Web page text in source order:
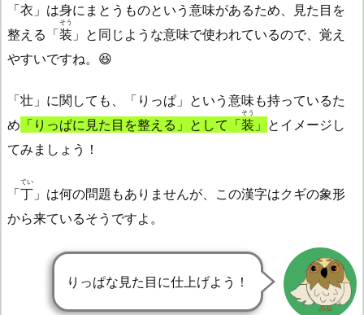
「衣」は身にまとうものという意味があるため、見た目を
整える「装
そう
」と同じような意味で使われているので、覚え
やすいですね。😆
「壮」に関しても、「りっぱ」という意味も持っているた
め 「りっぱに見た目を整える」として「装
そう
」 とイメージし
てみましょう！
「丁
てい
」は何の問題もありませんが、この漢字はクギの象形
から来ているそうですよ。
りっぱな見た目に仕上げよう！